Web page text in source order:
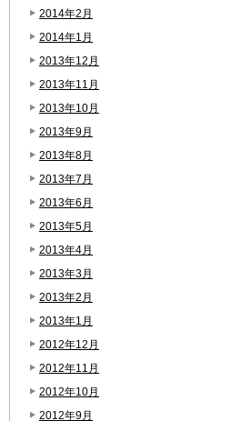
2014年2月
2014年1月
2013年12月
2013年11月
2013年10月
2013年9月
2013年8月
2013年7月
2013年6月
2013年5月
2013年4月
2013年3月
2013年2月
2013年1月
2012年12月
2012年11月
2012年10月
2012年9月